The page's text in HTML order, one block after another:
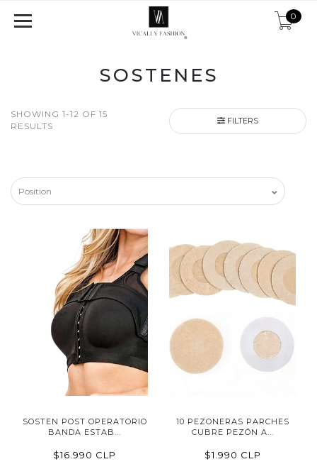
0
SOSTENES
SHOWING 1-12 OF 15
RESULTS
FILTERS
SOSTEN POST OPERATORIO
BANDA ESTAB...
$16.990 CLP
10 PEZONERAS PARCHES
CUBRE PEZÓN A...
$1.990 CLP